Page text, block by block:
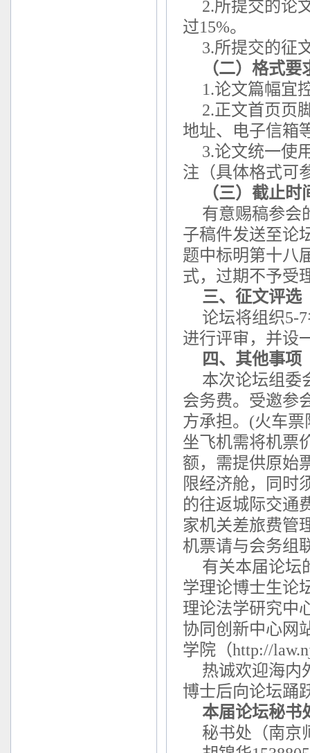
2.所提交的论
过15%。
3.所提交的征
（二）格式要
1.论文篇幅宜
2.正文首页页
地址、电子信箱
3.论文统一使
注（具体格式可
（三）截止时
有意赐稿参会
子稿件发送至论
题中标明第十八
式，过期不予受
三、征文评选
论坛将组织5-
进行评审，并设
四、其他事项
本次论坛组委
会务费。受邀参
方承担。(火车
坐飞机需将机票
额，需提供原始
限经济舱，同时
的往返城际交通
家机关差旅费管
机票请与会务组
有关本届论坛
学理论博士生论
理论法学研究中
协同创新中心网
学院（http://
热诚欢迎海内
博士后向论坛踊
本届论坛秘书
秘书处（南京